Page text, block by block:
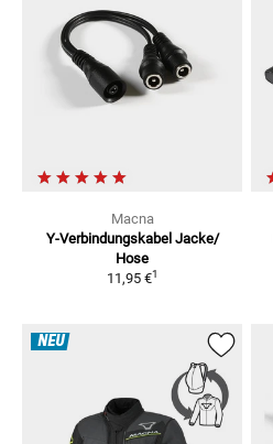
Macna
Y-Verbindungskabel Jacke/
Hose
11,95 €1
NEU